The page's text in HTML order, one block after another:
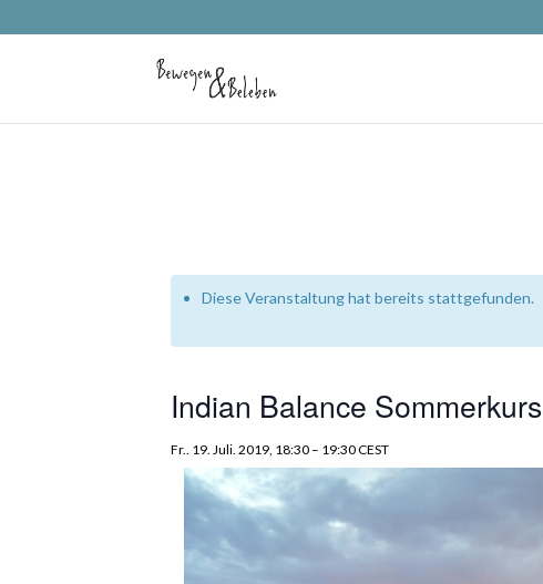
Diese Veranstaltung hat bereits stattgefunden.
Indian Balance Sommerkurs
Fr.. 19. Juli. 2019, 18:30 – 19:30CEST